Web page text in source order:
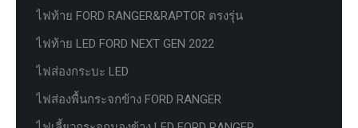
ไฟท้าย FORD RANGER&RAPTOR ตรงรุ่น
ไฟท้าย LED FORD NEXT GEN 2022
ไฟส่องกระบะ LED
ไฟส่องพื้นกระจกข้าง FORD RANGER